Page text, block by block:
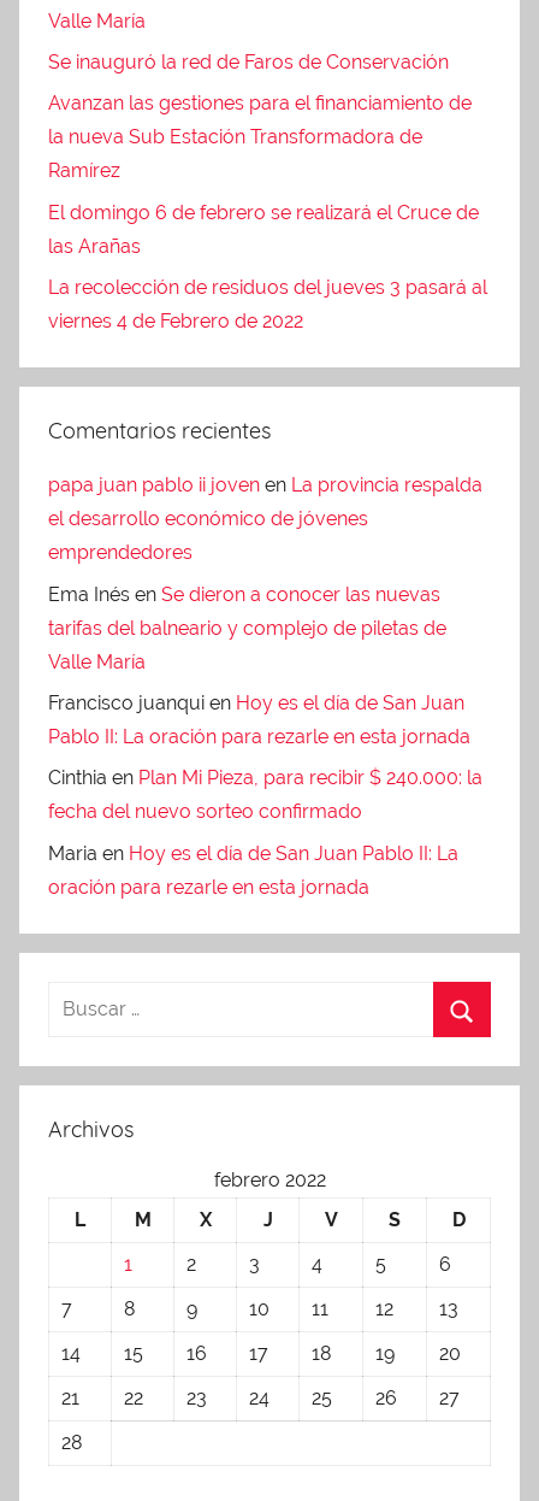
Valle María
Se inauguró la red de Faros de Conservación
Avanzan las gestiones para el financiamiento de
la nueva Sub Estación Transformadora de
Ramírez
El domingo 6 de febrero se realizará el Cruce de
las Arañas
La recolección de residuos del jueves 3 pasará al
viernes 4 de Febrero de 2022
Comentarios recientes
papa juan pablo ii joven en La provincia respalda
el desarrollo económico de jóvenes
emprendedores
Ema Inés en Se dieron a conocer las nuevas
tarifas del balneario y complejo de piletas de
Valle María
Francisco juanqui en Hoy es el día de San Juan
Pablo II: La oración para rezarle en esta jornada
Cinthia en Plan Mi Pieza, para recibir $ 240.000: la
fecha del nuevo sorteo confirmado
Maria en Hoy es el día de San Juan Pablo II: La
oración para rezarle en esta jornada
Archivos
febrero 2022
L
M X J V S
D
1
2 3 4 5
6
7
8 9 10 11 12
13
14
15 16 17 18 19
20
21
22 23 24 25 26
27
28